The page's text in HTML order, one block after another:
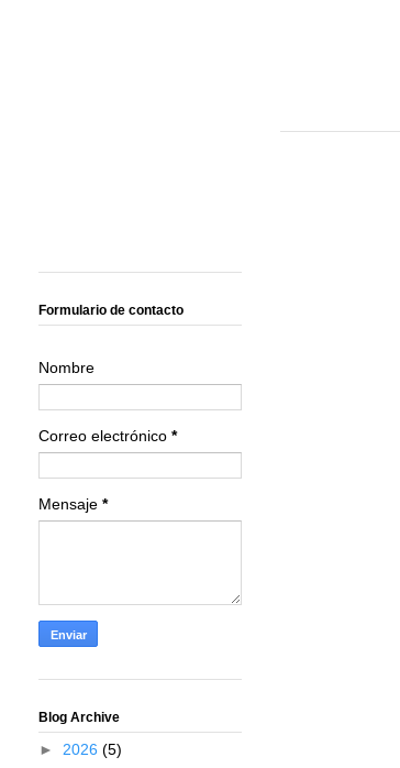
Formulario de contacto
Nombre
Correo electrónico *
Mensaje *
Blog Archive
► 2026 (5)